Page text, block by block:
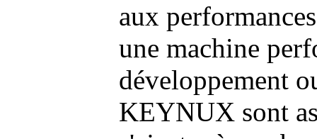
aux
une machine
développement
KEYNUX sont